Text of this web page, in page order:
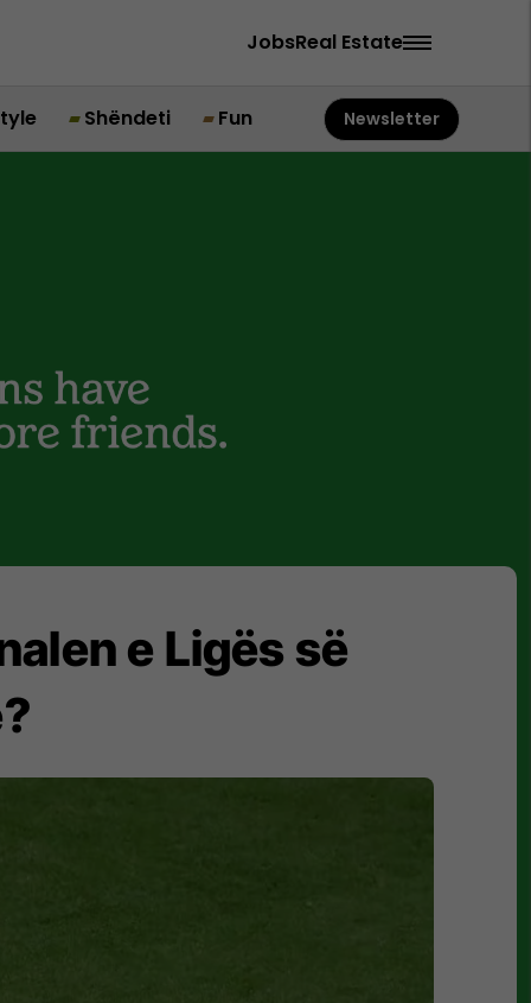
JobsReal Estate
Shëndeti Fun Newsletter
e Ligës së